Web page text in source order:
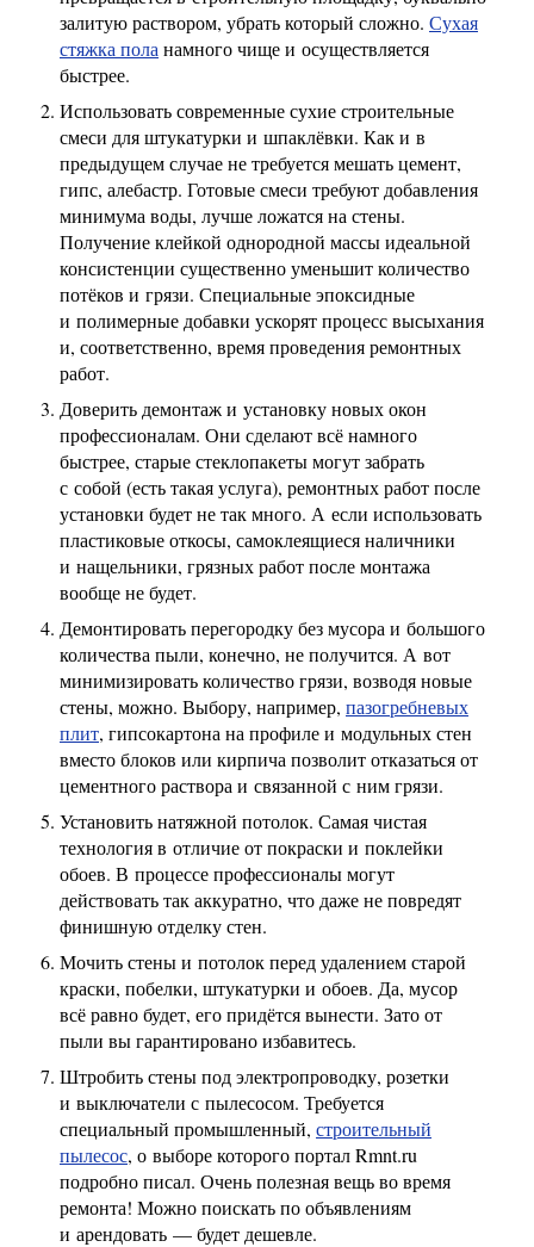
залитую раствором, убрать который сложно. Сухая
стяжка пола намного чище и осуществляется
быстрее.
Использовать современные сухие строительные
смеси для штукатурки и шпаклёвки. Как и в
предыдущем случае не требуется мешать цемент,
гипс, алебастр. Готовые смеси требуют добавления
минимума воды, лучше ложатся на стены.
Получение клейкой однородной массы идеальной
консистенции существенно уменьшит количество
потёков и грязи. Специальные эпоксидные
и полимерные добавки ускорят процесс высыхания
и, соответственно, время проведения ремонтных
работ.
Доверить демонтаж и установку новых окон
профессионалам. Они сделают всё намного
быстрее, старые стеклопакеты могут забрать
с собой (есть такая услуга), ремонтных работ после
установки будет не так много. А если использовать
пластиковые откосы, самоклеящиеся наличники
и нащельники, грязных работ после монтажа
вообще не будет.
Демонтировать перегородку без мусора и большого
количества пыли, конечно, не получится. А вот
минимизировать количество грязи, возводя новые
стены, можно. Выбору, например, пазогребневых
плит, гипсокартона на профиле и модульных стен
вместо блоков или кирпича позволит отказаться от
цементного раствора и связанной с ним грязи.
Установить натяжной потолок. Самая чистая
технология в отличие от покраски и поклейки
обоев. В процессе профессионалы могут
действовать так аккуратно, что даже не повредят
финишную отделку стен.
Мочить стены и потолок перед удалением старой
краски, побелки, штукатурки и обоев. Да, мусор
всё равно будет, его придётся вынести. Зато от
пыли вы гарантировано избавитесь.
Штробить стены под электропроводку, розетки
и выключатели с пылесосом. Требуется
специальный промышленный, строительный
пылесос, о выборе которого портал Rmnt.ru
подробно писал. Очень полезная вещь во время
ремонта! Можно поискать по объявлениям
и арендовать — будет дешевле.